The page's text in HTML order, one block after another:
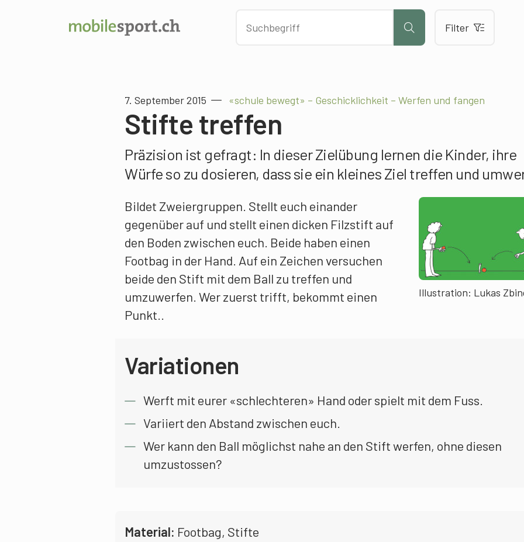
Filter
7. September 2015 «schule bewegt» – Geschicklichkeit – Werfen und fangen
Stifte treffen
Präzision ist gefragt: In dieser Zielübung lernen die Kinder, ihre
Würfe so zu dosieren, dass sie ein kleines Ziel treffen und
Illustration: Lukas
Bildet Zweiergruppen. Stellt euch einander
gegenüber auf und stellt einen dicken Filzstift auf
den Boden zwischen euch. Beide haben einen
Footbag in der Hand. Auf ein Zeichen versuchen
beide den Stift mit dem Ball zu treffen und
umzuwerfen. Wer zuerst trifft, bekommt einen
Punkt..
Variationen
Werft mit eurer «schlechteren» Hand oder spielt mit dem Fuss.
Variiert den Abstand zwischen euch.
Wer kann den Ball möglichst nahe an den Stift werfen, ohne diesen
umzustossen?
Material: Footbag, Stifte